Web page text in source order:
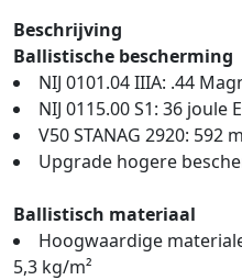
Beschrijving
Ballistische bescherming
NIJ 0101.04 IIIA: .44
NIJ 0115.00 S1: 36 joule
V50 STANAG 2920: 592
Upgrade hogere
Ballistisch materiaal
Hoogwaardige
5,3 kg/m²